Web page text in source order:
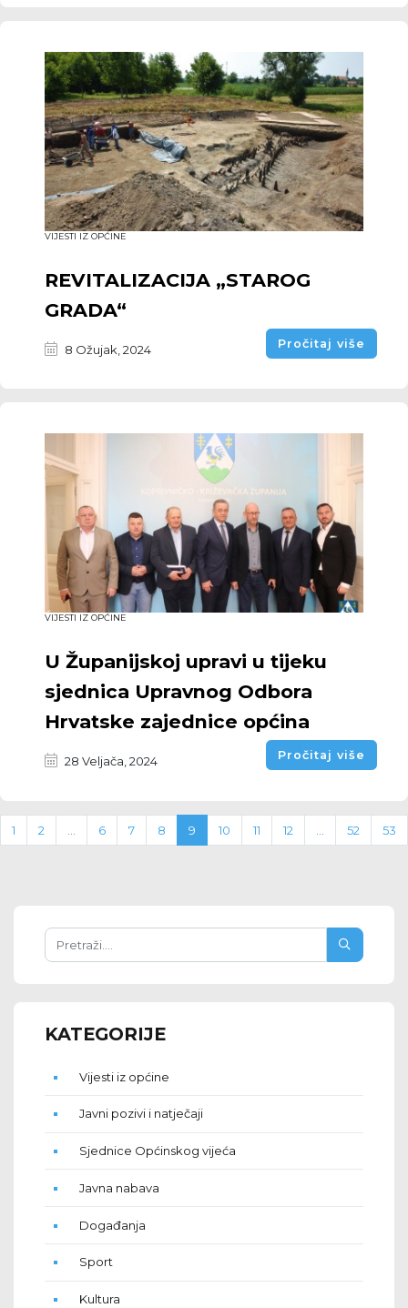
VIJESTI IZ OPĆINE
REVITALIZACIJA „STAROG
GRADA“
8 Ožujak, 2024 Pročitaj više
VIJESTI IZ OPĆINE
U Županijskoj upravi u tijeku
sjednica Upravnog Odbora
Hrvatske zajednice općina
28 Veljača, 2024 Pročitaj više
1 2 6 7 8 9 10 11 12 52 53
KATEGORIJE
Vijesti iz općine
Javni pozivi i natječaji
Sjednice Općinskog vijeća
Javna nabava
Događanja
Sport
Kultura